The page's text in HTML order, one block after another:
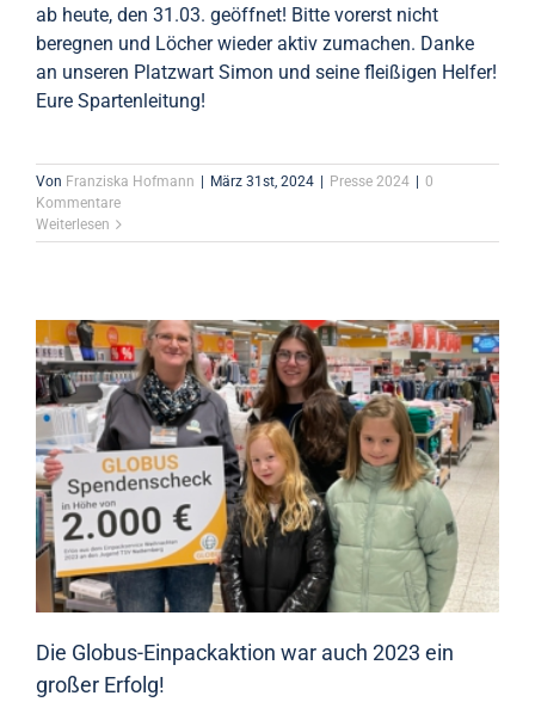
ab heute, den 31.03. geöffnet! Bitte vorerst nicht
beregnen und Löcher wieder aktiv zumachen. Danke
an unseren Platzwart Simon und seine fleißigen Helfer!
Eure Spartenleitung!
Von Franziska Hofmann März 31st, 2024 Presse 2024
0
Kommentare
Weiterlesen
Die Globus-Einpackaktion war auch 2023 ein
großer Erfolg!